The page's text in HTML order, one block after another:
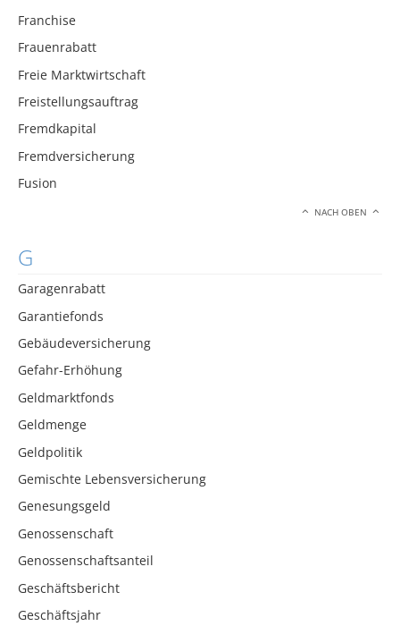
Franchise
Frauenrabatt
Freie Marktwirtschaft
Freistellungsauftrag
Fremdkapital
Fremdversicherung
Fusion
NACH OBEN
G
Garagenrabatt
Garantiefonds
Gebäudeversicherung
Gefahr-Erhöhung
Geldmarktfonds
Geldmenge
Geldpolitik
Gemischte Lebensversicherung
Genesungsgeld
Genossenschaft
Genossenschaftsanteil
Geschäftsbericht
Geschäftsjahr